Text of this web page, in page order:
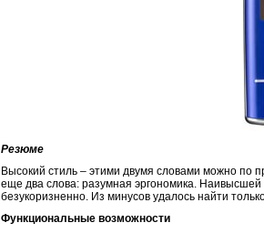
Резюме
Высокий стиль – этими двумя словами можно по
еще два слова: разумная эргономика.
безукоризненно. Из минусов удалось найти
Функциональные возможности